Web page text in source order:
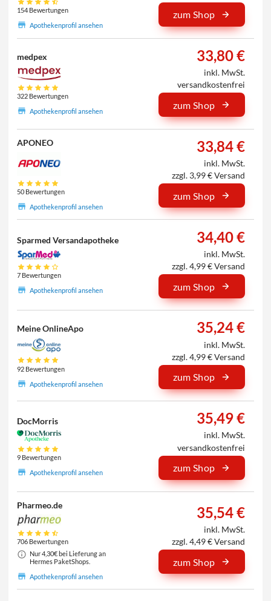
154 Bewertungen
Apothekenprofil ansehen
zum Shop
medpex
322 Bewertungen
Apothekenprofil ansehen
33,80 €
inkl. MwSt.
versandkostenfrei
zum Shop
APONEO
50 Bewertungen
Apothekenprofil ansehen
33,84 €
inkl. MwSt.
zzgl. 3,99 € Versand
zum Shop
Sparmed Versandapotheke
7 Bewertungen
Apothekenprofil ansehen
34,40 €
inkl. MwSt.
zzgl. 4,99 € Versand
zum Shop
Meine OnlineApo
92 Bewertungen
Apothekenprofil ansehen
35,24 €
inkl. MwSt.
zzgl. 4,99 € Versand
zum Shop
DocMorris
9 Bewertungen
Apothekenprofil ansehen
35,49 €
inkl. MwSt.
versandkostenfrei
zum Shop
Pharmeo.de
706 Bewertungen
Nur 4,30€ bei Lieferung an
Hermes PaketShops.
Apothekenprofil ansehen
35,54 €
inkl. MwSt.
zzgl. 4,49 € Versand
zum Shop